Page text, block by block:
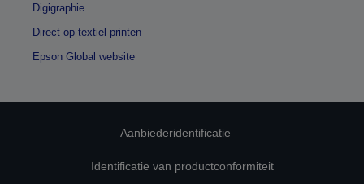
Digigraphie
Direct op textiel printen
Epson Global website
Aanbiederidentificatie
Identificatie van productconformiteit